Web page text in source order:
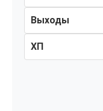
Выходы
ХП